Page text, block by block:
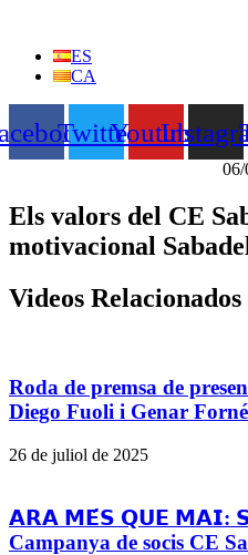
contingutES
CA
TwitterYoutube
06/
Els valors del CE
motivacional
Videos Relacionados
Roda de premsa de
Diego Fuoli i Genar
26 de juliol de 2025
𝗔𝗥𝗔 𝗠𝗘́𝗦 𝗤𝗨𝗘 𝗠𝗔𝗜:
Campanya de socis CE